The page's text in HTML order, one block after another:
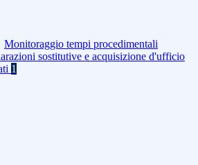
Monitoraggio tempi procedimentali
sostitutive e acquisizione d'ufficio
1